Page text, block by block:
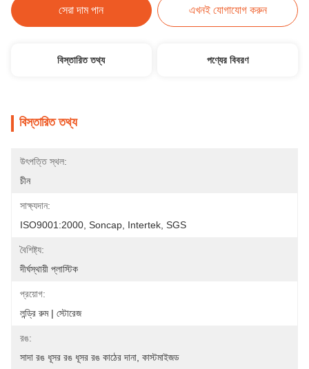
সেরা দাম পান এখনই যোগাযোগ করুন
বিস্তারিত তথ্য পণ্যের বিবরণ
বিস্তারিত তথ্য
উৎপত্তি স্থল:
চীন
সাক্ষ্যদান:
ISO9001:2000, Soncap, Intertek, SGS
বৈশিষ্ট্য:
দীর্ঘস্থায়ী প্লাস্টিক
প্রয়োগ:
লন্ড্রি রুম | স্টোরেজ
রঙ:
সাদা রঙ ধূসর রঙ ধূসর রঙ কাঠের দানা, কাস্টমাইজড